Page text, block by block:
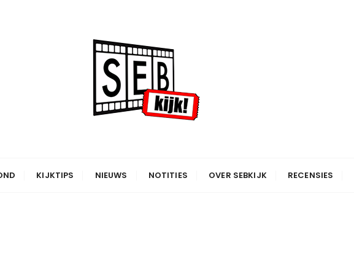
KIJKTIPS NIEUWS NOTITIES OVER SEBKIJK RECENSIES